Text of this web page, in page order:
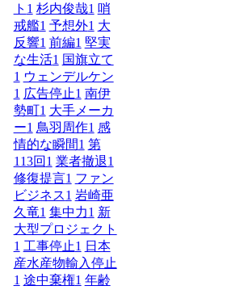
ト 1 杉内俊哉1 哨
戒艦1 予想外1 大
反響1 前編1 堅実
な生活1 国旗立て
1 ウェンデルケン
1 広告停止1 南伊
勢町1 大手メーカ
ー1 鳥羽周作1 感
情的な瞬間1 第
113回 1 業者撤退1
修復提言1 ファン
ビジネス1 岩崎亜
久竜1 集中力1 新
大型プロジェクト
1 工事停止1 日本
産水産物輸入停止
1 途中棄権1 年齢